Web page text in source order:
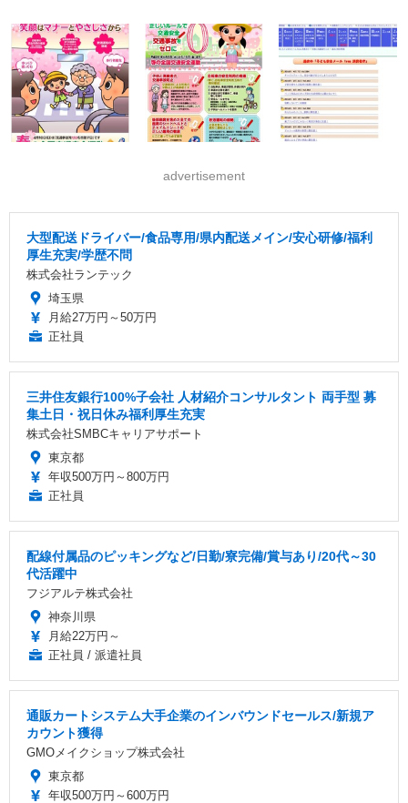
advertisement
大型配送ドライバー/食品専用/県内配送メイン/安心研修/福利
厚生充実/学歴不問
株式会社ランテック
埼玉県
月給27万円～50万円
正社員
三井住友銀行100%子会社 人材紹介コンサルタント 両手型 募
集土日・祝日休み福利厚生充実
株式会社SMBCキャリアサポート
東京都
年収500万円～800万円
正社員
配線付属品のピッキングなど/日勤/寮完備/賞与あり/20代～30
代活躍中
フジアルテ株式会社
神奈川県
月給22万円～
正社員 / 派遣社員
通販カートシステム大手企業のインバウンドセールス/新規ア
カウント獲得
GMOメイクショップ株式会社
東京都
年収500万円～600万円